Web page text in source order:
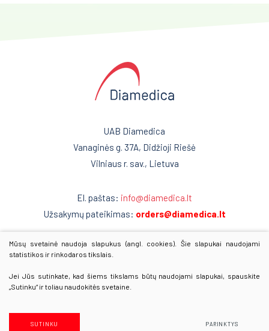
UAB Diamedica
Vanaginės g. 37A, Didžioji Riešė
Vilniaus r. sav., Lietuva
El. paštas: info@diamedica.lt
Užsakymų pateikimas: orders@diamedica.lt
www.diamedica.lv
Mūsų svetainė naudoja slapukus (angl. cookies). Šie slapukai naudojami
statistikos ir rinkodaros tikslais.
Jei Jūs sutinkate, kad šiems tikslams būtų naudojami slapukai, spauskite
„Sutinku“ ir toliau naudokitės svetaine.
SUTINKU PARINKTYS